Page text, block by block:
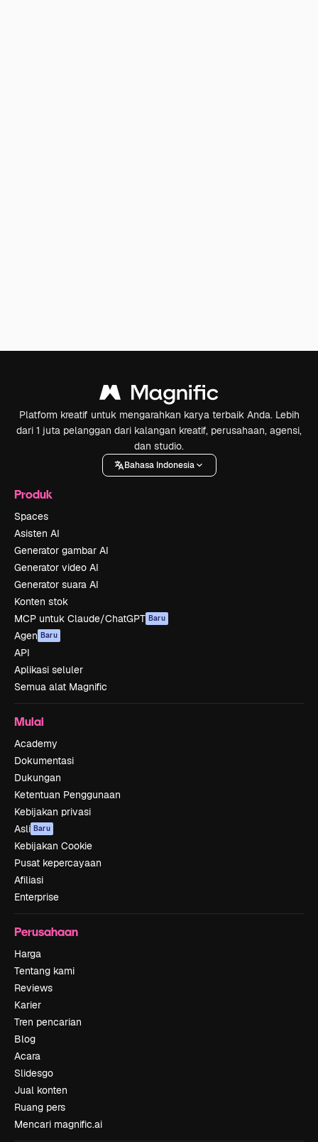
Platform kreatif untuk mengarahkan karya terbaik Anda. Lebih
dari 1 juta pelanggan dari kalangan kreatif, perusahaan, agensi,
dan studio.
Bahasa Indonesia
Produk
Spaces
Asisten AI
Generator gambar AI
Generator video AI
Generator suara AI
Konten stok
MCP untuk Claude/ChatGPT Baru
Agen Baru
API
Aplikasi seluler
Semua alat Magnific
Mulai
Academy
Dokumentasi
Dukungan
Ketentuan Penggunaan
Kebijakan privasi
Asli Baru
Kebijakan Cookie
Pusat kepercayaan
Afiliasi
Enterprise
Perusahaan
Harga
Tentang kami
Reviews
Karier
Tren pencarian
Blog
Acara
Slidesgo
Jual konten
Ruang pers
Mencari magnific.ai